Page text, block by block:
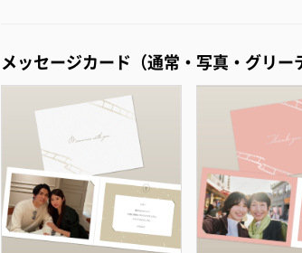
メッセージカード（通常・写真・グリー